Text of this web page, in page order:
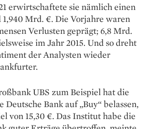
erwirtschaftete sie nämlich ­einen
Mrd. €. Die Vorjahre ­waren
Verlusten geprägt; 6,8 Mrd.
im Jahr 2015. Und so dreht
der Analysten wieder
UBS zum Beispiel hat die
Bank auf „Buy“ ­belassen,
von 15,30 €. Das Institut habe die